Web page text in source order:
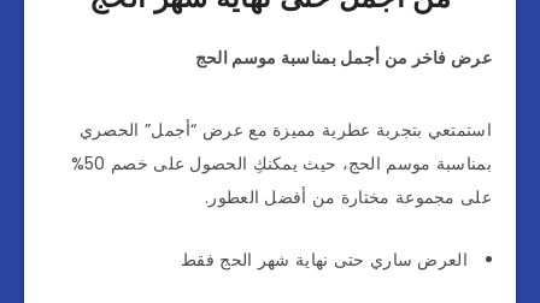
عرض فاخر من أجمل بمناسبة موسم الحج
استمتعي بتجربة عطرية مميزة مع عرض “أجمل” الحصري
بمناسبة موسم الحج، حيث يمكنكِ الحصول على خصم 50%
على مجموعة مختارة من أفضل العطور.
العرض ساري حتى نهاية شهر الحج فقط